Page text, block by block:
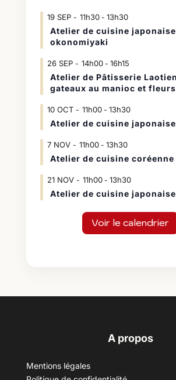
19 SEP 11h30- 13h30
Atelier de cuisine
okonomiyaki
26 SEP 14h00- 16h15
Atelier de Pâtisserie
gateaux au manioc et
10 OCT 11h00- 13h30
Atelier de cuisine japonaise
7 NOV 11h00- 13h30
Atelier de cuisine coréenne
21 NOV 11h00- 13h30
Atelier de cuisine japonaise
Voir le calendrier
A propos
Mentions légales